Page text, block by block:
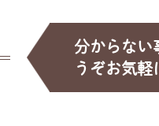
分からない
うぞお気軽